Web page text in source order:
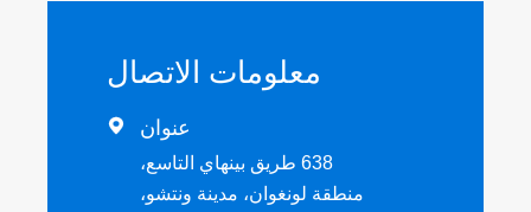
معلومات الاتصال
 عنوان
638 طريق بينهاي التاسع،
منطقة لونغوان، مدينة ونتشو،